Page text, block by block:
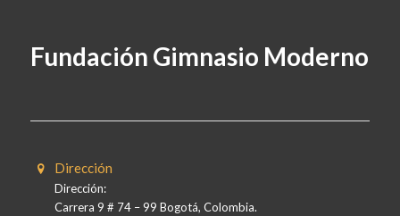
Fundación Gimnasio Moderno
Dirección
Dirección:
Carrera 9 # 74 – 99 Bogotá, Colombia.